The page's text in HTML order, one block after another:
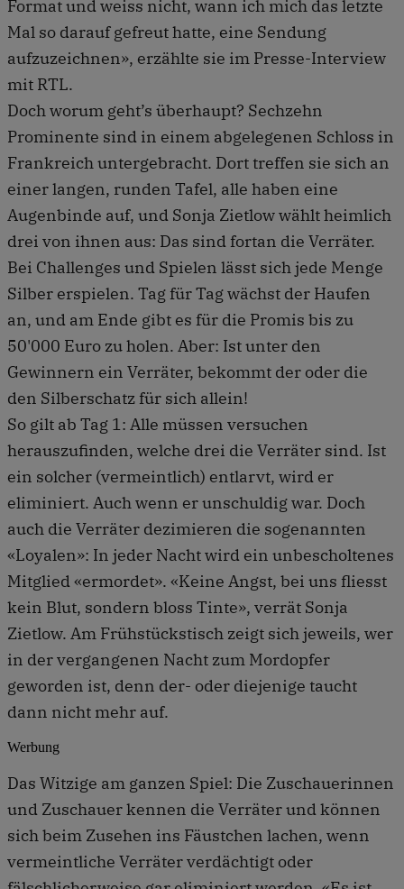
Format und weiss nicht, wann ich mich das letzte
Mal so darauf gefreut hatte, eine Sendung
aufzuzeichnen», erzählte sie im Presse-Interview
mit RTL.
Doch worum geht’s überhaupt? Sechzehn
Prominente sind in einem abgelegenen Schloss in
Frankreich untergebracht. Dort treffen sie sich an
einer langen, runden Tafel, alle haben eine
Augenbinde auf, und Sonja Zietlow wählt heimlich
drei von ihnen aus: Das sind fortan die Verräter.
Bei Challenges und Spielen lässt sich jede Menge
Silber erspielen. Tag für Tag wächst der Haufen
an, und am Ende gibt es für die Promis bis zu
50'000 Euro zu holen. Aber: Ist unter den
Gewinnern ein Verräter, bekommt der oder die
den Silberschatz für sich allein!
So gilt ab Tag 1: Alle müssen versuchen
herauszufinden, welche drei die Verräter sind. Ist
ein solcher (vermeintlich) entlarvt, wird er
eliminiert. Auch wenn er unschuldig war. Doch
auch die Verräter dezimieren die sogenannten
«Loyalen»: In jeder Nacht wird ein unbescholtenes
Mitglied «ermordet». «Keine Angst, bei uns fliesst
kein Blut, sondern bloss Tinte», verrät Sonja
Zietlow. Am Frühstückstisch zeigt sich jeweils, wer
in der vergangenen Nacht zum Mordopfer
geworden ist, denn der- oder diejenige taucht
dann nicht mehr auf.
Werbung
Das Witzige am ganzen Spiel: Die Zuschauerinnen
und Zuschauer kennen die Verräter und können
sich beim Zusehen ins Fäustchen lachen, wenn
vermeintliche Verräter verdächtigt oder